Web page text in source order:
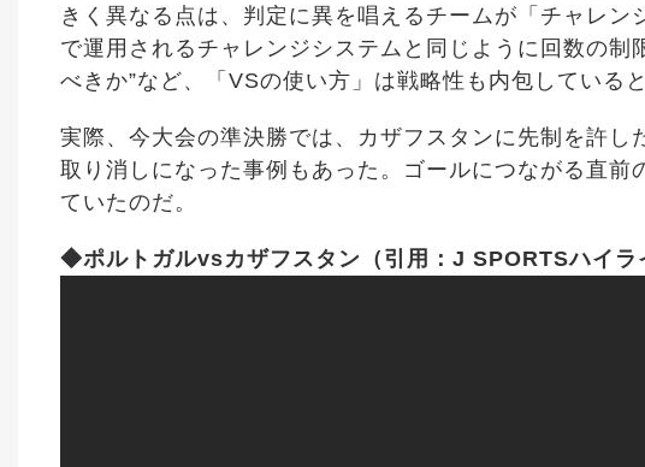
きく異なる点は、判定に異を唱えるチームが「チャレ
で運用されるチャレンジシステムと同じように回数の制
べきか”など、「VSの使い方」は戦略性も内包していると
実際、今大会の準決勝では、カザフスタンに先制を許
取り消しになった事例もあった。ゴールにつながる直前
ていたのだ。
◆ポルトガルvsカザフスタン（引用：J SPORTSハイラ